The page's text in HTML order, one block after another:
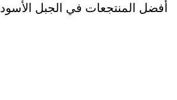
أفضل المنتجعات في الجبل الأسود